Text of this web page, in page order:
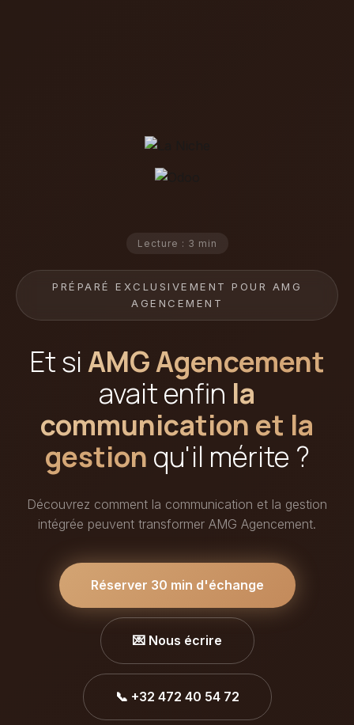
Lecture : 3 min
PRÉPARÉ EXCLUSIVEMENT POUR AMG
AGENCEMENT
Et siAMG Agencement
avait enfin la
communication et la
gestion qu'il mérite ?
Découvrez comment la communication et la gestion
intégrée peuvent transformer AMG Agencement.
Réserver 30 min d'échange
💌 Nous écrire
📞 +32 472 40 54 72